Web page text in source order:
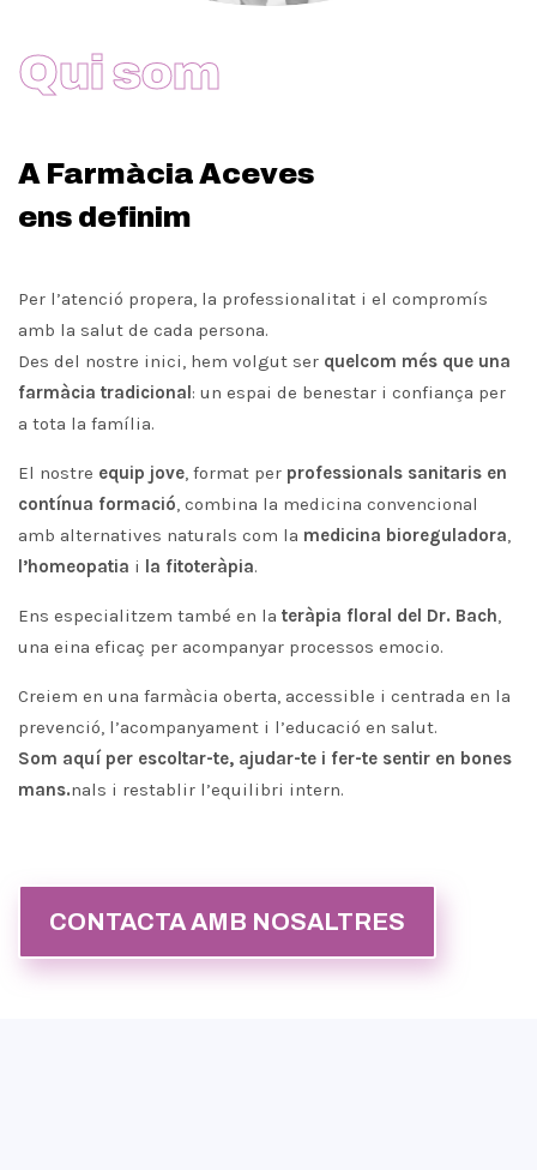
Qui som
A Farmàcia Aceves
ens definim
Per l’atenció propera, la professionalitat i el compromís
amb la salut de cada persona.
Des del nostre inici, hem volgut ser quelcom més que una
farmàcia tradicional: un espai de benestar i confiança per
a tota la família.
El nostre equip jove, format per professionals sanitaris en
contínua formació, combina la medicina convencional
amb alternatives naturals com la medicina bioreguladora,
l’homeopatia i la fitoteràpia.
Ens especialitzem també en la teràpia floral del Dr. Bach,
una eina eficaç per acompanyar processos emocio.
Creiem en una farmàcia oberta, accessible i centrada en la
prevenció, l’acompanyament i l’educació en salut.
Som aquí per escoltar-te, ajudar-te i fer-te sentir en bones
mans.nals i restablir l’equilibri intern.
CONTACTA AMB NOSALTRES